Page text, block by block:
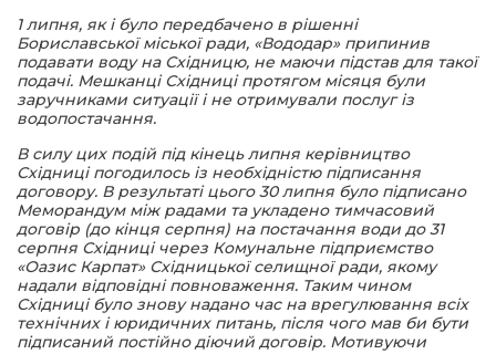
1 липня, як і було передбачено в рішенні
Бориславської міської ради, «Вододар» припинив
подавати воду на Східницю, не маючи підстав для такої
подачі. Мешканці Східниці протягом місяця були
заручниками ситуації і не отримували послуг із
водопостачання.
В силу цих подій під кінець липня керівництво
Східниці погодилось із необхідністю підписання
договору. В результаті цього 30 липня було підписано
Меморандум між радами та укладено тимчасовий
договір (до кінця серпня) на постачання води до 31
серпня Східниці через Комунальне підприємство
«Оазис Карпат» Східницької селищної ради, якому
надали відповідні повноваження. Таким чином
Східниці було знову надано час на врегулювання всіх
технічних і юридичних питань, після чого мав би бути
підписаний постійно діючий договір. Мотивуючи